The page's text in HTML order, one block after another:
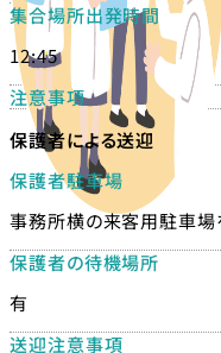
集合場所出発時間
12:45
注意事項
保護者による送迎
保護者駐車場
事務所横の来客用駐車場
保護者の待機場所
有
送迎注意事項